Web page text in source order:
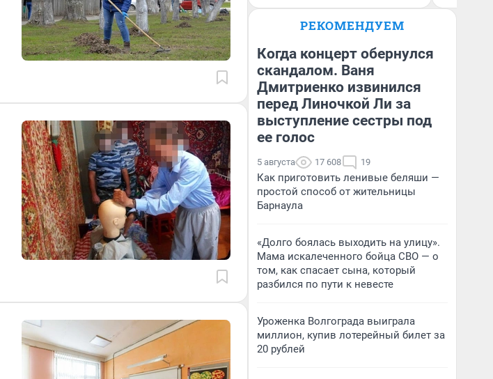
РЕКОМЕНДУЕМ
Когда концерт обернулся
скандалом. Ваня
Дмитриенко извинился
перед Линочкой Ли за
выступление сестры под
ее голос
5 августа 17 608 19
Как приготовить ленивые беляши —
простой способ от жительницы
Барнаула
«Долго боялась выходить на улицу».
Мама искалеченного бойца СВО — о
том, как спасает сына, который
разбился по пути к невесте
Уроженка Волгограда выиграла
миллион, купив лотерейный билет за
20 рублей